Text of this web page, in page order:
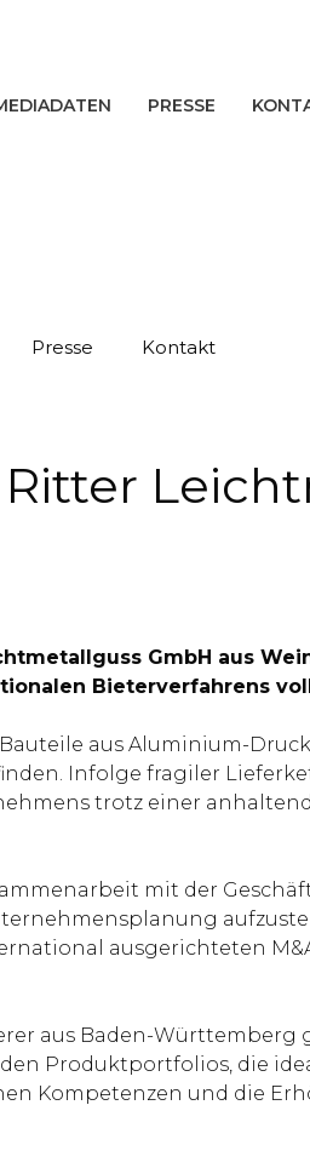
PRESSE
Presse Kontakt
GmbH aus
Bieterverfahrens
aus Aluminium-
Infolge fragiler
trotz einer
mit der
ausgerichteten
aus Baden-Württemberg
Produktportfolios, die
Kompetenzen und die